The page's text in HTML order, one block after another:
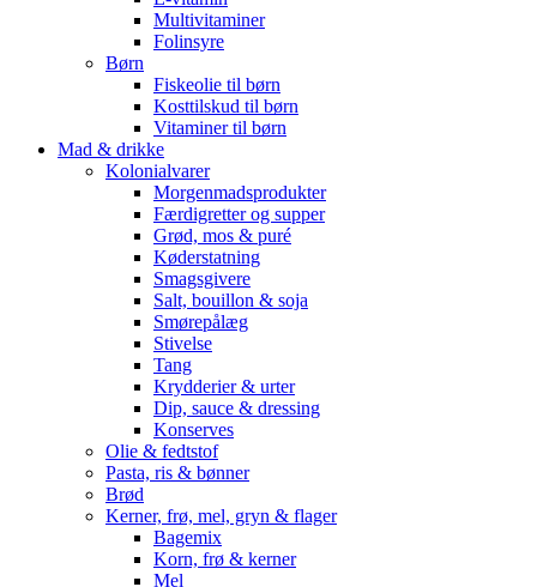
Multivitaminer
Folinsyre
Børn
Fiskeolie til børn
Kosttilskud til børn
Vitaminer til børn
Mad & drikke
Kolonialvarer
Morgenmadsprodukter
Færdigretter og supper
Grød, mos & puré
Køderstatning
Smagsgivere
Salt, bouillon & soja
Smørepålæg
Stivelse
Tang
Krydderier & urter
Dip, sauce & dressing
Konserves
Olie & fedtstof
Pasta, ris & bønner
Brød
Kerner, frø, mel, gryn & flager
Bagemix
Korn, frø & kerner
Mel